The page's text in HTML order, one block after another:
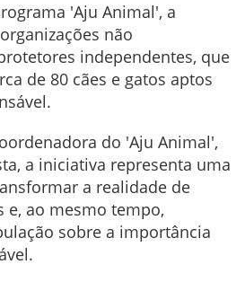
'Aju Animal', a
não
independentes, que
de 80 cães e gatos aptos
do 'Aju Animal',
a iniciativa representa uma
a realidade de
e, ao mesmo tempo,
sobre a importância